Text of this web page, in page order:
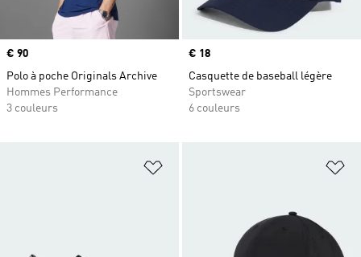
Prix
€ 90
Polo à poche Originals Archive
Hommes Performance
3 couleurs
Prix
€ 18
Casquette de baseball légère
Sportswear
6 couleurs
Ajouter à la Liste de produits